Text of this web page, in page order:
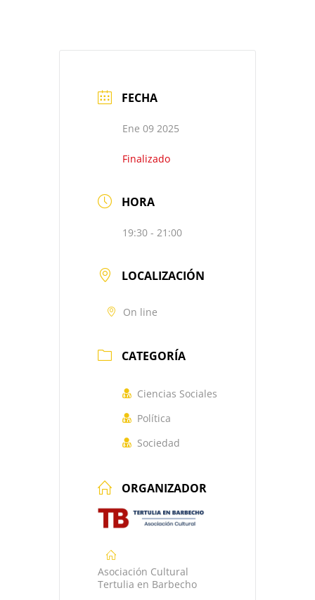
FECHA
Ene 09 2025
Finalizado
HORA
19:30 - 21:00
LOCALIZACIÓN
On line
CATEGORÍA
Ciencias Sociales
Política
Sociedad
ORGANIZADOR
Asociación Cultural
Tertulia en Barbecho